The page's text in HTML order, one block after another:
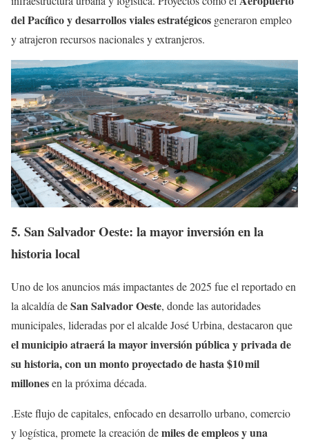
del Pacífico y desarrollos viales estratégicos generaron empleo
y atrajeron recursos nacionales y extranjeros.
5. San Salvador Oeste: la mayor inversión en la
historia local
Uno de los anuncios más impactantes de 2025 fue el reportado en
la alcaldía deSan Salvador Oeste, donde las autoridades
municipales, lideradas por el alcalde José Urbina, destacaron que
el municipio atraerá la mayor inversión pública y privada de
su historia, con un monto proyectado de hasta $10 mil
millonesen la próxima década.
.Este flujo de capitales, enfocado en desarrollo urbano, comercio
y logística, promete la creación demiles de empleos y una